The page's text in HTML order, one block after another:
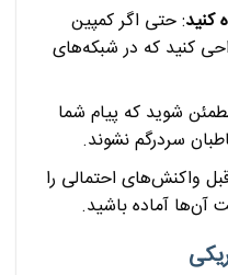
کنید: حتی اگر کمپین
کنید که در شبکه‌های
شوید که پیام شما
سردرگم نشوند.
واکنش‌های احتمالی را
آن‌ها آماده باشید.